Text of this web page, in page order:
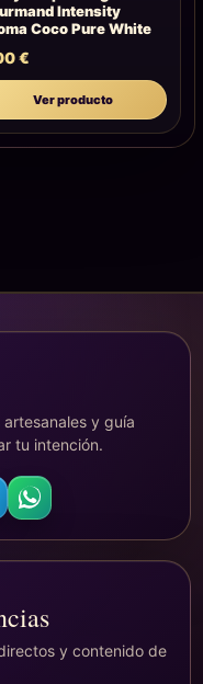
Intensity
Coco Pure White
€
Ver producto
y guía
tu intención.
y contenido de